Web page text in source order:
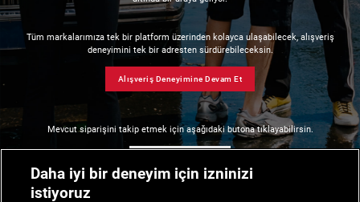
Tüm markalarımıza tek bir platform üzerinden kolayca ulaşabilecek, alışveriş
deneyimini tek bir adresten sürdürebileceksin.
Alışveriş Deneyimine Devam Et
Mevcut siparişini takip etmek için aşağıdaki butona tıklayabilirsin.
Daha iyi bir deneyim için izninizi
istiyoruz